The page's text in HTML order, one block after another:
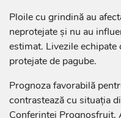
Ploile cu grindină au
neprotejate și nu au
estimat. Livezile
protejate de pagube.
Prognoza favorabilă
contrastează cu situația
Conferinței Prognosfruit,